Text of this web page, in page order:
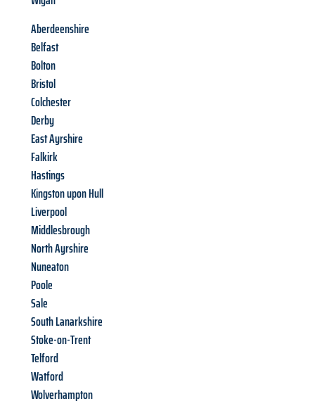
Aberdeenshire
Belfast
Bolton
Bristol
Colchester
Derby
East Ayrshire
Falkirk
Hastings
Kingston upon Hull
Liverpool
Middlesbrough
North Ayrshire
Nuneaton
Poole
Sale
South Lanarkshire
Stoke-on-Trent
Telford
Watford
Wolverhampton